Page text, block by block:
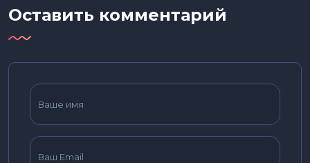
Оставить комментарий